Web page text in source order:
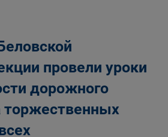
провели уроки
дорожного